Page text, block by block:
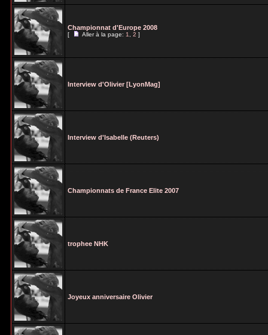
Championnat d'Europe 2008
[ Aller à la page:1,2]
Interview d'Olivier [LyonMag]
Interview d'Isabelle (Reuters)
Championnats de France Elite 2007
trophee NHK
Joyeux anniversaire Olivier